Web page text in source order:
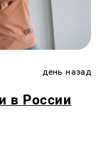
день назад
в России